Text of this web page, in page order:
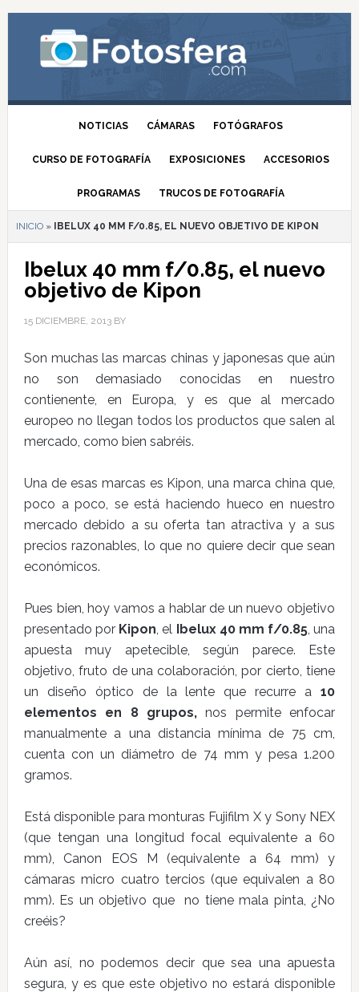
NOTICIAS CÁMARAS FOTÓGRAFOS
CURSO DE FOTOGRAFÍA EXPOSICIONES ACCESORIOS
PROGRAMAS TRUCOS DE FOTOGRAFÍA
INICIO» IBELUX 40 MM F/0.85, EL NUEVO OBJETIVO DE KIPON
Ibelux 40 mm f/0.85, el nuevo
objetivo de Kipon
15 DICIEMBRE, 2013BY
Son muchas las marcas chinas y japonesas que aún
no son demasiado conocidas en nuestro
contienente, en Europa, y es que al mercado
europeo no llegan todos los productos que salen al
mercado, como bien sabréis.
Una de esas marcas es Kipon, una marca china que,
poco a poco, se está haciendo hueco en nuestro
mercado debido a su oferta tan atractiva y a sus
precios razonables, lo que no quiere decir que sean
económicos.
Pues bien, hoy vamos a hablar de un nuevo objetivo
presentado por Kipon, el Ibelux 40 mm f/0.85, una
apuesta muy apetecible, según parece. Este
objetivo, fruto de una colaboración, por cierto, tiene
un diseño óptico de la lente que recurre a10
elementos en 8 grupos, nos permite enfocar
manualmente a una distancia mínima de 75 cm,
cuenta con un diámetro de 74 mm y pesa 1.200
gramos.
Está disponible para monturas Fujifilm X y Sony NEX
(que tengan una longitud focal equivalente a 60
mm), Canon EOS M (equivalente a 64 mm) y
cámaras micro cuatro tercios (que equivalen a 80
mm). Es un objetivo que no tiene mala pinta, ¿No
creéis?
Aún así, no podemos decir que sea una apuesta
segura, y es que este objetivo no estará disponible